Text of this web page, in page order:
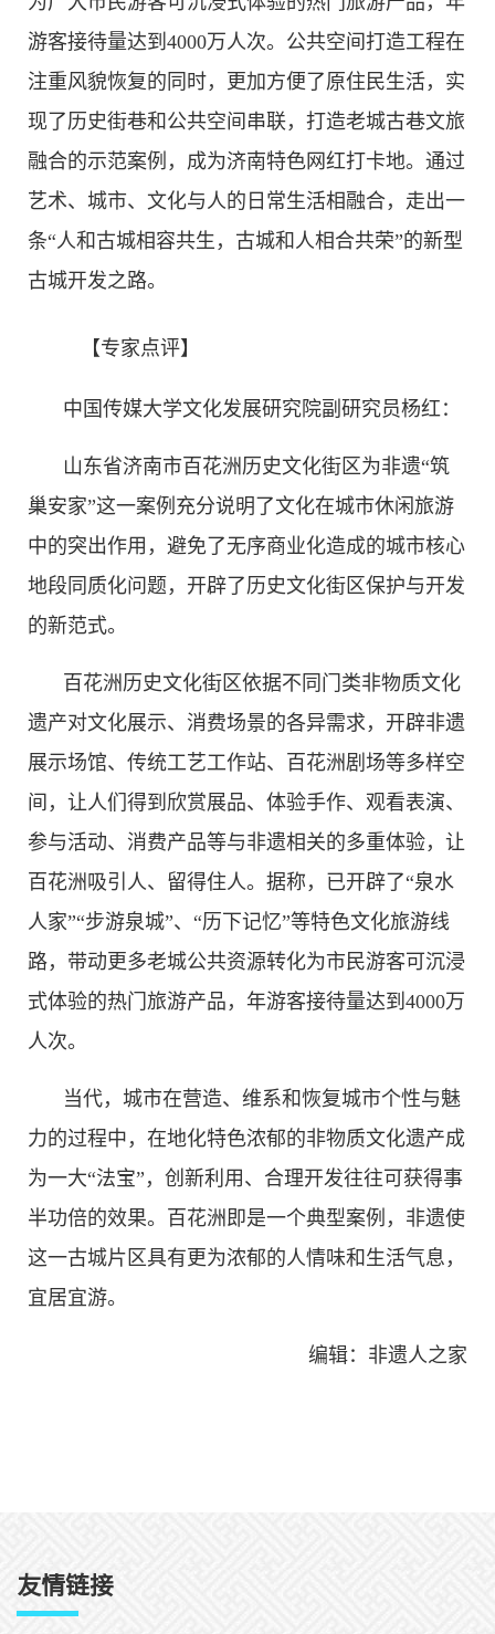
游客接待量达到4000万人次。公共空间打造工程在
注重风貌恢复的同时，更加方便了原住民生活，实
现了历史街巷和公共空间串联，打造老城古巷文旅
融合的示范案例，成为济南特色网红打卡地。通过
艺术、城市、文化与人的日常生活相融合，走出一
条“人和古城相容共生，古城和人相合共荣”的新型
古城开发之路。
【专家点评】
中国传媒大学文化发展研究院副研究员杨红：
山东省济南市百花洲历史文化街区为非遗“筑
巢安家”这一案例充分说明了文化在城市休闲旅游
中的突出作用，避免了无序商业化造成的城市核心
地段同质化问题，开辟了历史文化街区保护与开发
的新范式。
百花洲历史文化街区依据不同门类非物质文化
遗产对文化展示、消费场景的各异需求，开辟非遗
展示场馆、传统工艺工作站、百花洲剧场等多样空
间，让人们得到欣赏展品、体验手作、观看表演、
参与活动、消费产品等与非遗相关的多重体验，让
百花洲吸引人、留得住人。据称，已开辟了“泉水
人家”“步游泉城”、“历下记忆”等特色文化旅游线
路，带动更多老城公共资源转化为市民游客可沉浸
式体验的热门旅游产品，年游客接待量达到4000万
人次。
当代，城市在营造、维系和恢复城市个性与魅
力的过程中，在地化特色浓郁的非物质文化遗产成
为一大“法宝”，创新利用、合理开发往往可获得事
半功倍的效果。百花洲即是一个典型案例，非遗使
这一古城片区具有更为浓郁的人情味和生活气息，
宜居宜游。
编辑：非遗人之家
友情链接